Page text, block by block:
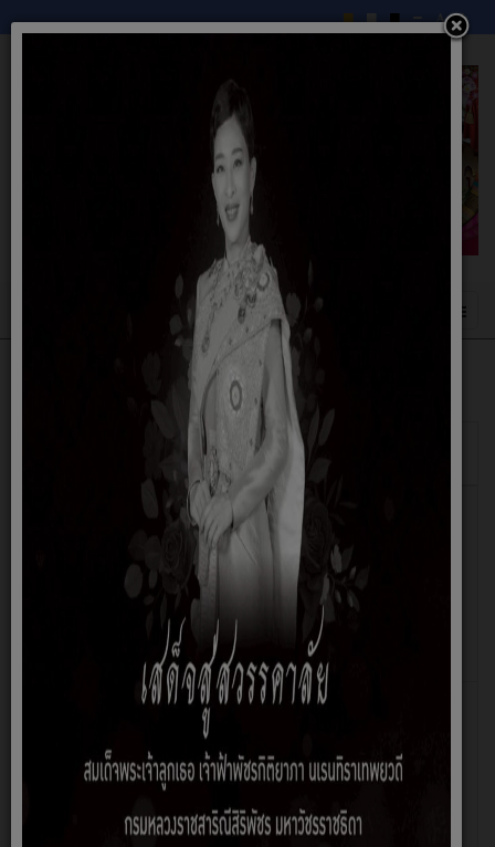
ประกาศผลผู้ชนะการเสนอราคาโครงการประกวด
ราคาจ้างก่อสร้างอาคารกองช่าง เทศบาลตำบลนา
สาว
ประกาศเทศบาลตำบลนาแก้ว เรื่อง ประกวดราคา
จ้างก่อสร้างอาคารกองช่าง เทศบาลตำบลนาแก้ว
อำเภอโพนนาแก้ว จังหวัดสกลนคร ด้วยวิธีประกวด
ราคาอิเล็กทรอนิกส์ (e-bidding)
สาว
รา
พา